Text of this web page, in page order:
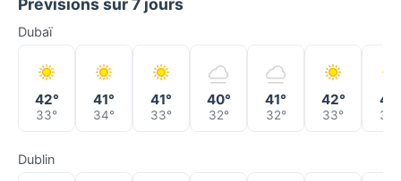
Prévisions sur 7 jours
Dubaï
42°
33°
41°
34°
41°
33°
40°
32°
41°
32°
42°
33°
41°
33°
Dublin